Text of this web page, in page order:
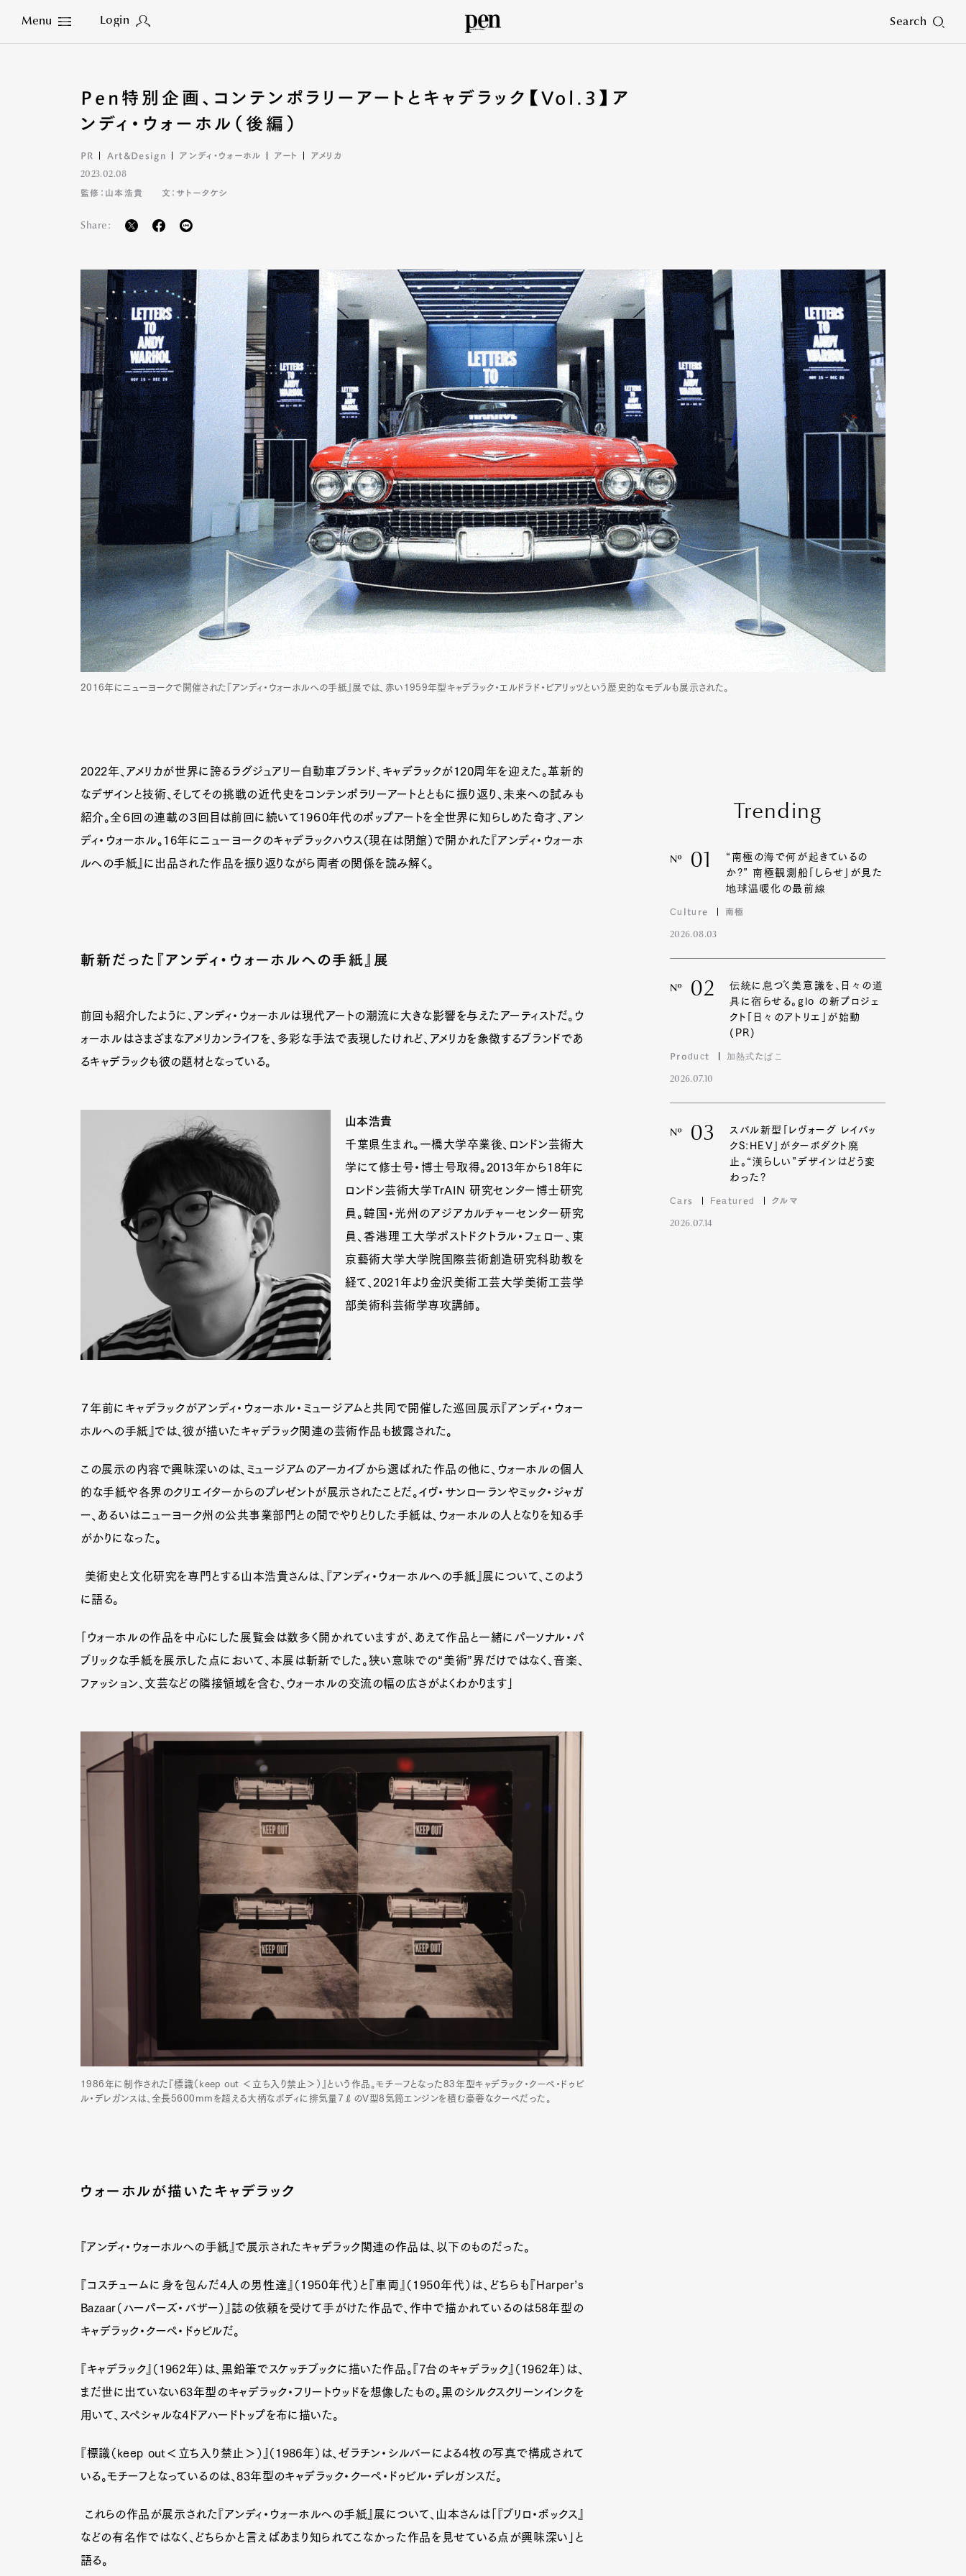
Menu Login Search
Close
Gourmet
Cars Product
Culture
Pen Meet Pen international Pen tw
Pen特別企画、コンテンポラリーアートとキャデラック【Vol.3】ア
ンディ・ウォーホル（後編）
PR Art&Design アンディ・ウォーホル アート アメリカ
2023.02.08
監修：山本浩貴 文：サトータケシ
Share:
2016年にニューヨークで開催された『アンディ・ウォーホルへの手紙』展では、赤い1959年型キャデラック・エルドラド・ビアリッツという歴史的なモデルも展示された。
2022年、アメリカが世界に誇るラグジュアリー自動車ブランド、キャデラックが120周年を迎えた。革新的
なデザインと技術、そしてその挑戦の近代史をコンテンポラリーアートとともに振り返り、未来への試みも
紹介。全６回の連載の３回目は前回に続いて19６0年代のポップアートを全世界に知らしめた奇才、アン
ディ・ウォーホル。16年にニューヨークのキャデラックハウス（現在は閉館）で開かれた『アンディ・ウォーホ
ルへの手紙』に出品された作品を振り返りながら両者の関係を読み解く。
斬新だった『アンディ・ウォーホルへの手紙』展
前回も紹介したように、アンディ・ウォーホルは現代アートの潮流に大きな影響を与えたアーティストだ。ウ
ォーホルはさまざまなアメリカンライフを、多彩な手法で表現したけれど、アメリカを象徴するブランドであ
るキャデラックも彼の題材となっている。
山本浩貴
千葉県生まれ。一橋大学卒業後、ロンドン芸術大
学にて修士号・博士号取得。2013年から18年に
ロンドン芸術大学TrAIN 研究センター博士研究
員。韓国・光州のアジアカルチャーセンター研究
員、香港理工大学ポストドクトラル・フェロー、東
京藝術大学大学院国際芸術創造研究科助教を
経て、2021年より金沢美術工芸大学美術工芸学
部美術科芸術学専攻講師。
７年前にキャデラックがアンディ・ウォーホル・ミュージアムと共同で開催した巡回展示『アンディ・ウォー
ホルへの手紙』では、彼が描いたキャデラック関連の芸術作品も披露された。
この展示の内容で興味深いのは、ミュージアムのアーカイブから選ばれた作品の他に、ウォーホルの個人
的な手紙や各界のクリエイターからのプレゼントが展示されたことだ。イヴ・サンローランやミック・ジャガ
ー、あるいはニューヨーク州の公共事業部門との間でやりとりした手紙は、ウォーホルの人となりを知る手
がかりになった。
美術史と文化研究を専門とする山本浩貴さんは、『アンディ・ウォーホルへの手紙』展について、このよう
に語る。
「ウォーホルの作品を中心にした展覧会は数多く開かれていますが、あえて作品と一緒にパーソナル・パ
ブリックな手紙を展示した点において、本展は斬新でした。狭い意味での“美術”界だけではなく、音楽、
ファッション、文芸などの隣接領域を含む、ウォーホルの交流の幅の広さがよくわかります」
1986年に制作された『標識（keep out ＜立ち入り禁止＞）』という作品。モチーフとなった83年型キャデラック・クーペ・ドゥビ
ル・デレガンスは、全長5600mmを超える大柄なボディに排気量7ℓのV型8気筒エンジンを積む豪奢なクーペだった。
ウォーホルが描いたキャデラック
『アンディ・ウォーホルへの手紙』で展示されたキャデラック関連の作品は、以下のものだった。
『コスチュームに身を包んだ4人の男性達』（1950年代）と『車両』（1950年代）は、どちらも『Harper’s
Bazaar（ハーパーズ・バザー）』誌の依頼を受けて手がけた作品で、作中で描かれているのは58年型の
キャデラック・クーペ・ドゥビルだ。
『キャデラック』（1962年）は、黒鉛筆でスケッチブックに描いた作品。『7台のキャデラック』（1962年）は、
まだ世に出ていない63年型のキャデラック・フリートウッドを想像したもの。黒のシルクスクリーンインクを
用いて、スペシャルな4ドアハードトップを布に描いた。
『標識（keep out＜立ち入り禁止＞）』（1986年）は、ゼラチン・シルバーによる4枚の写真で構成されて
いる。モチーフとなっているのは、83年型のキャデラック・クーペ・ドゥビル・デレガンスだ。
これらの作品が展示された『アンディ・ウォーホルへの手紙』展について、山本さんは「『ブリロ・ボックス』
などの有名作ではなく、どちらかと言えばあまり知られてこなかった作品を見せている点が興味深い」と
語る。
Trending
Nº 01
“南極の海で何が起きているの
か?” 南極観測船「しらせ」が見た
地球温暖化の最前線
Culture 南極
2026.08.03
Nº 02
伝統に息づく美意識を、日々の道
具に宿らせる。glo の新プロジェ
クト「日々のアトリエ」が始動
(PR)
Product 加熱式たばこ
2026.07.10
Nº 03
スバル新型「レヴォーグ レイバッ
クS:HEV」がターボダクト廃
止。“漢らしい”デザインはどう変
わった?
Cars Featured クルマ
2026.07.14